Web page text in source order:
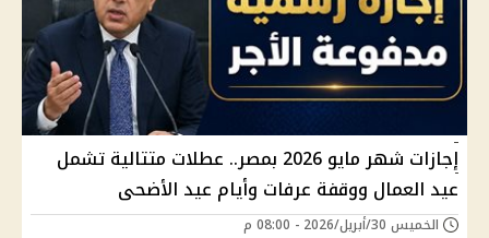
إجازات شهر مايو 2026 بمصر.. عطلات متتالية تشمل
عيد العمال ووقفة عرفات وأيام عيد الأضحى
الخميس 30/أبريل/2026 - 08:00 م